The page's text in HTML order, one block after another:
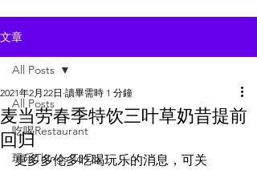
文章
All Posts
吃喝Restaurant
玩乐Things To Do
All Posts
麦当劳春季特饮三叶草奶昔提前
回归
2021年2月22日 讀畢需時 1 分鐘
更多多伦多吃喝玩乐的消息，可关